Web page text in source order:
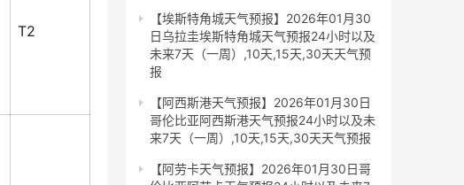
T2
【埃斯特角城天气预报】2026年01月30
日乌拉圭埃斯特角城天气预报24小时以及
未来7天（一周）,10天,15天,30天天气预
报
【阿西斯港天气预报】2026年01月30日
哥伦比亚阿西斯港天气预报24小时以及未
来7天（一周）,10天,15天,30天天气预报
【阿劳卡天气预报】2026年01月30日哥